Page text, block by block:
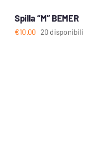
Spilla “M” BEMER
€10.00 20 disponibili